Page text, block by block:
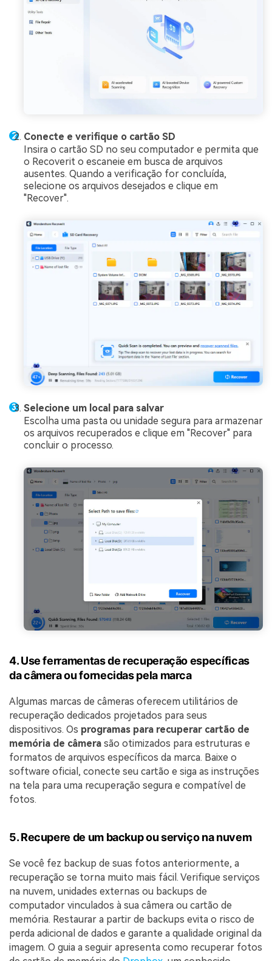
Conecte e verifique o cartão SD
Insira o cartão SD no seu computador e permita que
o Recoverit o escaneie em busca de arquivos
ausentes. Quando a verificação for concluída,
selecione os arquivos desejados e clique em
"Recover".
Selecione um local para salvar
Escolha uma pasta ou unidade segura para armazenar
os arquivos recuperados e clique em "Recover" para
concluir o processo.
4. Use ferramentas de recuperação específicas
da câmera ou fornecidas pela marca
Algumas marcas de câmeras oferecem utilitários de
recuperação dedicados projetados para seus
dispositivos. Os programas para recuperar cartão de
memória de câmera são otimizados para estruturas e
formatos de arquivos específicos da marca. Baixe o
software oficial, conecte seu cartão e siga as instruções
na tela para uma recuperação segura e compatível de
fotos.
5. Recupere de um backup ou serviço na nuvem
Se você fez backup de suas fotos anteriormente, a
recuperação se torna muito mais fácil. Verifique serviços
na nuvem, unidades externas ou backups de
computador vinculados à sua câmera ou cartão de
memória. Restaurar a partir de backups evita o risco de
perda adicional de dados e garante a qualidade original da
imagem. O guia a seguir apresenta como recuperar fotos